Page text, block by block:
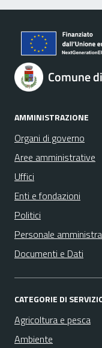
Comune
AMMINISTRAZIONE
Organi di governo
Aree amministrative
Uffici
Enti e fondazioni
Politici
Personale
Documenti e Dati
CATEGORIE DI
Agricoltura e pesca
Ambiente